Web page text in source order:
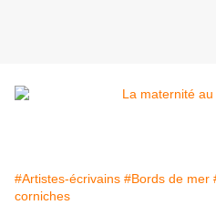
#Artistes-écrivains #Bords de mer
corniches